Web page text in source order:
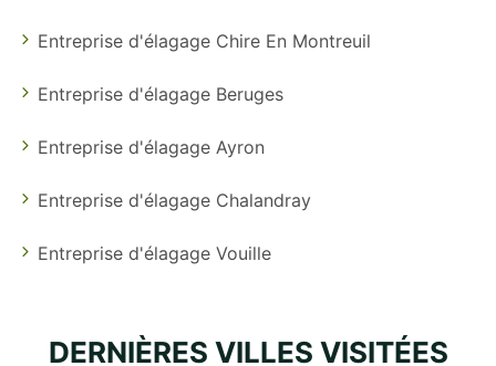
Entreprise d'élagage Chire En Montreuil
Entreprise d'élagage Beruges
Entreprise d'élagage Ayron
Entreprise d'élagage Chalandray
Entreprise d'élagage Vouille
DERNIÈRES VILLES VISITÉES